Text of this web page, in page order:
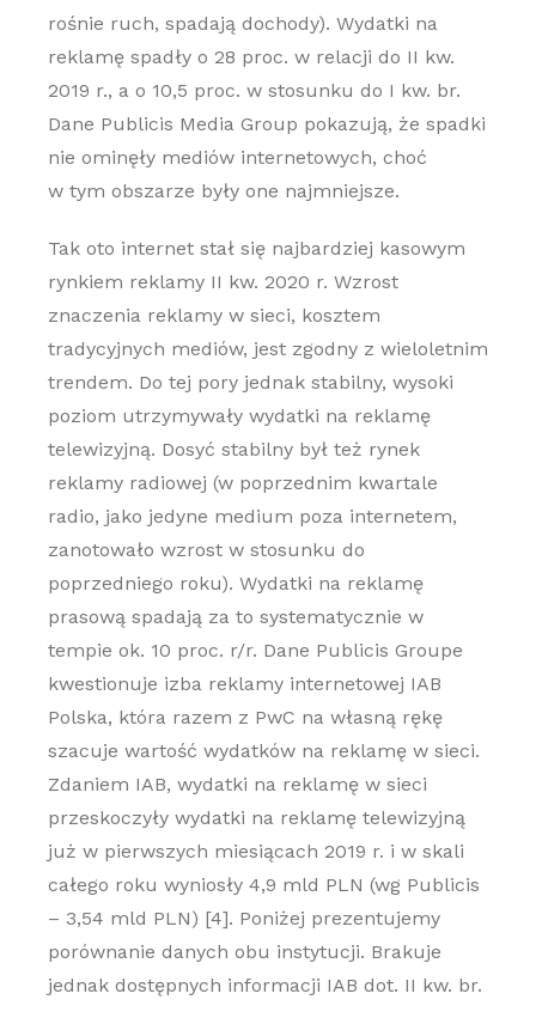
rośnie ruch, spadają dochody). Wydatki na
reklamę spadły o 28 proc. w relacji do II kw.
2019 r., a o 10,5 proc. w stosunku do I kw. br.
Dane Publicis Media Group pokazują, że spadki
nie ominęły mediów internetowych, choć
w tym obszarze były one najmniejsze.
Tak oto internet stał się najbardziej kasowym
rynkiem reklamy II kw. 2020 r. Wzrost
znaczenia reklamy w sieci, kosztem
tradycyjnych mediów, jest zgodny z wieloletnim
trendem. Do tej pory jednak stabilny, wysoki
poziom utrzymywały wydatki na reklamę
telewizyjną. Dosyć stabilny był też rynek
reklamy radiowej (w poprzednim kwartale
radio, jako jedyne medium poza internetem,
zanotowało wzrost w stosunku do
poprzedniego roku). Wydatki na reklamę
prasową spadają za to systematycznie w
tempie ok. 10 proc. r/r. Dane Publicis Groupe
kwestionuje izba reklamy internetowej IAB
Polska, która razem z PwC na własną rękę
szacuje wartość wydatków na reklamę w sieci.
Zdaniem IAB, wydatki na reklamę w sieci
przeskoczyły wydatki na reklamę telewizyjną
już w pierwszych miesiącach 2019 r. i w skali
całego roku wyniosły 4,9 mld PLN (wg Publicis
– 3,54 mld PLN) [4]. Poniżej prezentujemy
porównanie danych obu instytucji. Brakuje
jednak dostępnych informacji IAB dot. II kw. br.